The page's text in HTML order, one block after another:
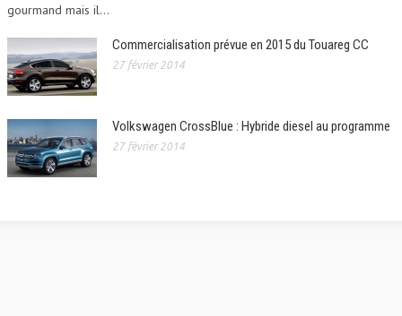
gourmand mais il...
Commercialisation prévue en 2015 du Touareg CC
27 février 2014
Volkswagen CrossBlue : Hybride diesel au programme
27 février 2014